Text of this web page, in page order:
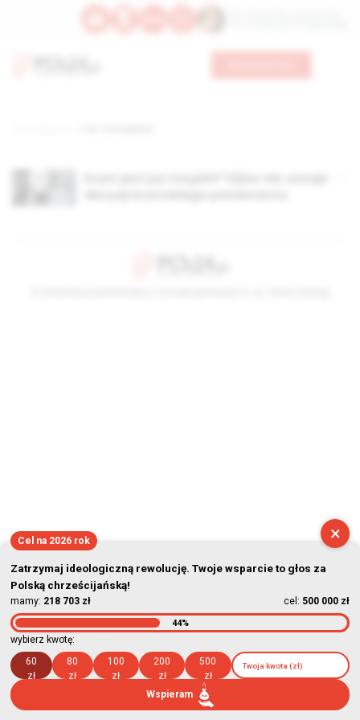
×
Cel na 2026 rok
Zatrzymaj ideologiczną rewolucję. Twoje wsparcie to głos za
Polską chrześcijańską!
mamy: 218 703 zł cel: 500 000 zł
44%
wybierz kwotę:
60
zł
80
zł
100
zł
200
zł
500
zł
Wspieram